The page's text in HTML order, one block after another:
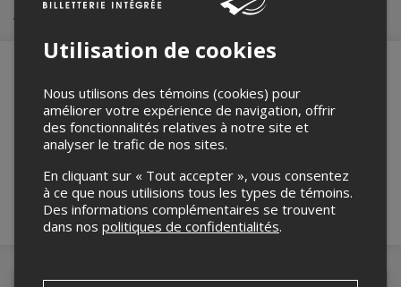
Achat de billets
Merci de confirmer que vous n'êtes pas un
robot ci-bas.
Utilisation de cookies
Nous utilisons des témoins (cookies) pour
améliorer votre expérience de navigation, offrir
des fonctionnalités relatives à notre site et
analyser le trafic de nos sites.
En cliquant sur « Tout accepter », vous consentez
à ce que nous utilisions tous les types de témoins.
Des informations complémentaires se trouvent
dans nos politiques de confidentialités.